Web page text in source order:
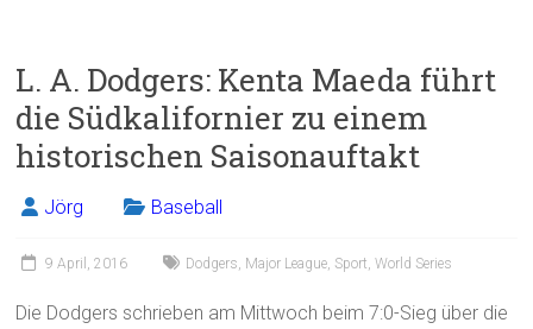
b
o
ok
l
n
L. A. Dodgers: Kenta Maeda führt
die Südkalifornier zu einem
historischen Saisonauftakt
Jörg Baseball
9 April, 2016 Dodgers, Major League, Sport,World Series
Die Dodgers schrieben am Mittwoch beim 7:0-Sieg über die